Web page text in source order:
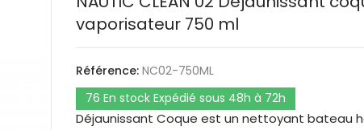
vaporisateur 750 ml
Référence: NC02-750ML
76 En stock Expédié sous 48h à 72h
Déjaunissant Coque est un nettoyant bateau